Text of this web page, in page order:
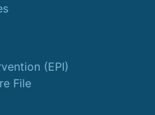
(EPI)
File